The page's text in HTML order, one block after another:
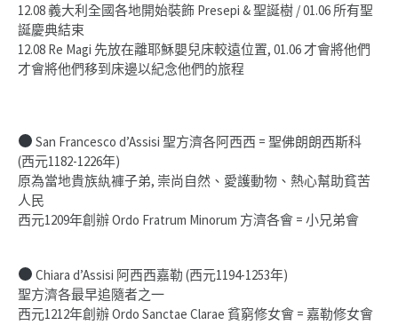
12.08 義大利全國各地開始裝飾 Presepi & 聖誕樹 / 01.06 所有聖
誕慶典結束
12.08 Re Magi 先放在離耶穌嬰兒床較遠位置, 01.06 才會將他們
才會將他們移到床邊以紀念他們的旅程
San Francesco d’Assisi 聖方濟各阿西西 = 聖佛朗朗西斯科
(西元1182-1226年)
原為當地貴族紈褲子弟, 崇尚自然、愛護動物、熱心幫助貧苦
人民
西元1209年創辦 Ordo Fratrum Minorum 方濟各會 = 小兄弟會
Chiara d’Assisi 阿西西嘉勒 (西元1194-1253年)
聖方濟各最早追隨者之一
西元1212年創辦 Ordo Sanctae Clarae 貧窮修女會 = 嘉勒修女會